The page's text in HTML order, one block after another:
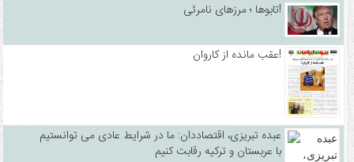
تابوها ؛ مرزهای نامرئی!
عقب مانده از کاروان!
عبده تبریزی، اقتصاددان: ما در شرایط عادی می توانستیم
با عربستان و ترکیه رقابت کنیم